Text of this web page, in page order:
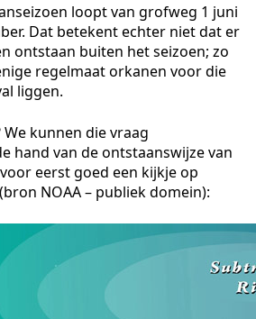
loopt van grofweg 1 juni
Dat betekent echter niet dat er
ontstaan buiten het seizoen; zo
regelmaat orkanen voor die
liggen.
kunnen die vraag
hand van de ontstaanswijze van
eerst goed een kijkje op
NOAA – publiek domein):